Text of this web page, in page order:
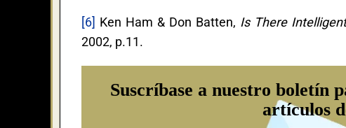
[6] Ken Ham & Don Batten, Is There
2002, p.11.
Suscríbase a nuestro boletín
artículos